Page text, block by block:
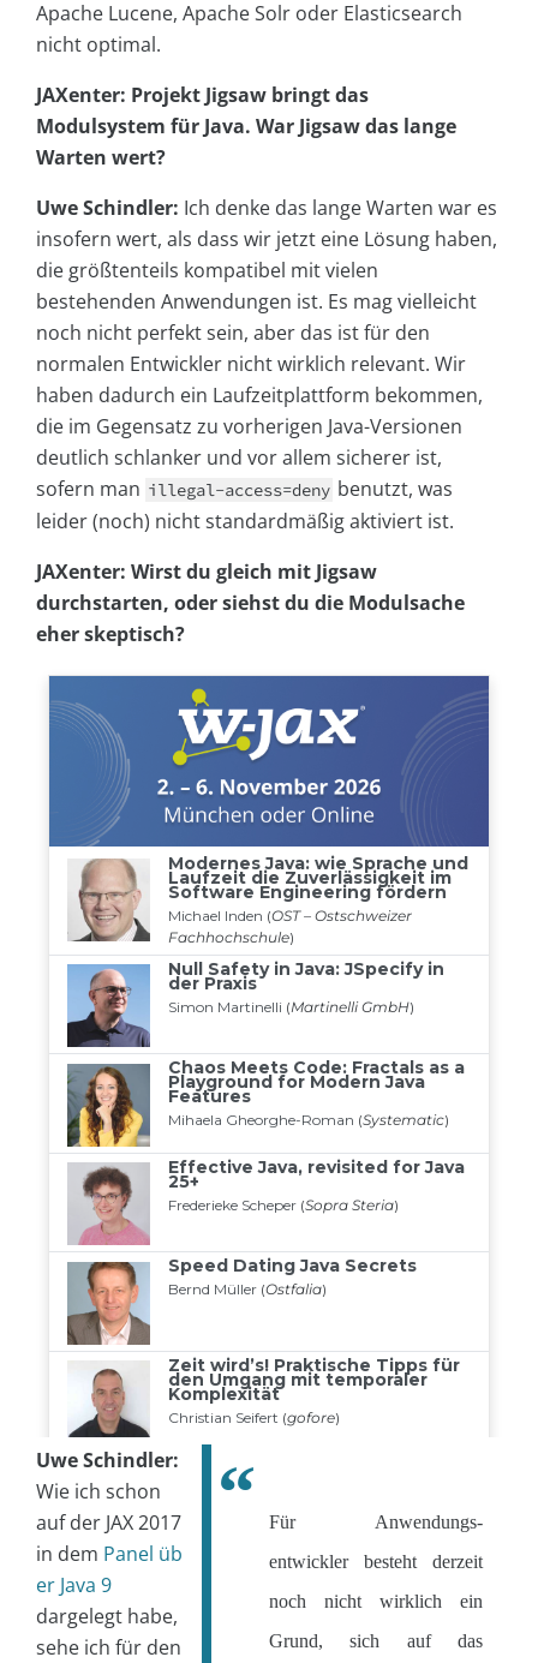
Apache Lucene, Apache Solr oder Elasticsearch
nicht optimal.
JAXenter: Projekt Jigsaw bringt das
Modulsystem für Java. War Jigsaw das lange
Warten wert?
Uwe Schindler: Ich denke das lange Warten war es
insofern wert, als dass wir jetzt eine Lösung haben,
die größtenteils kompatibel mit vielen
bestehenden Anwendungen ist. Es mag vielleicht
noch nicht perfekt sein, aber das ist für den
normalen Entwickler nicht wirklich relevant. Wir
haben dadurch ein Laufzeitplattform bekommen,
die im Gegensatz zu vorherigen Java-Versionen
deutlich schlanker und vor allem sicherer ist,
sofern man illegal-access=deny benutzt, was
leider (noch) nicht standardmäßig aktiviert ist.
JAXenter: Wirst du gleich mit Jigsaw
durchstarten, oder siehst du die Modulsache
eher skeptisch?
Für Anwendungs-
entwickler besteht derzeit
noch nicht wirklich ein
Grund, sich auf das
Uwe Schindler:
Wie ich schon
auf der JAX 2017
in dem Panel üb
er Java 9
dargelegt habe,
sehe ich für den